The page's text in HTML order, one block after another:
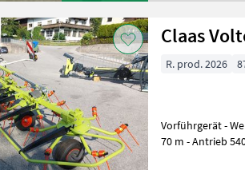
Claas
R. prod. 2026
Vorführgerät - Wender für 3-Punkt-Anhängung, Kat. II - Arbeitsbreite 8,
70 m - Antrieb